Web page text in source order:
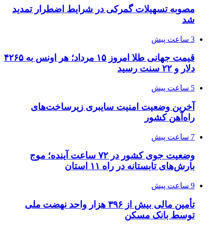
مصوبه تسهیلات گمرکی در شرایط اضطرار تمدید
شد
3 ساعت پیش
قیمت جهانی طلا امروز ۱۵ مرداد؛ هر اونس به ۴۲۶۵
دلار و ۲۲ سنت رسید
5 ساعت پیش
آخرین وضعیت امنیت سایبری زیرساخت‌های
راه‌آهن کشور
7 ساعت پیش
وضعیت جوی کشور در ۷۲ ساعت آینده؛ موج
بارش‌های تابستانه در راه ۱۱ استان
9 ساعت پیش
تأمین مالی بیش از ۳۹۶ هزار واحد نهضت ملی
توسط بانک مسکن